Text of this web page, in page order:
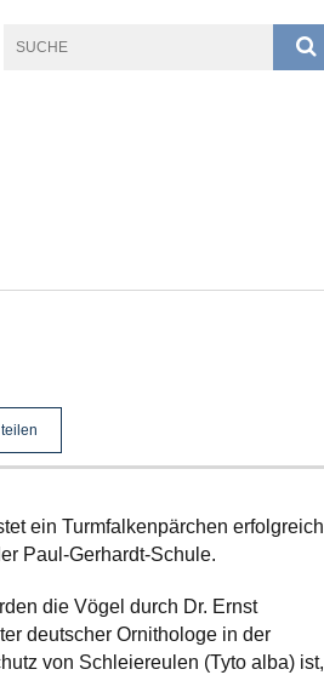
teilen
ein Turmfalkenpärchen erfolgreich
Paul-Gerhardt-Schule.
die Vögel durch Dr. Ernst
deutscher Ornithologe in der
von Schleiereulen (Tyto alba) ist,